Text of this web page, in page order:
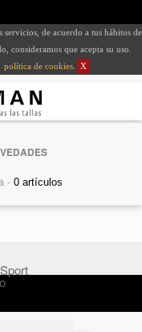
de acuerdo a tus hábitos de
consideramos que acepta su uso.
política de cookies X
-
Sport